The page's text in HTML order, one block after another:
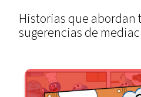
Historias que abordan
sugerencias de